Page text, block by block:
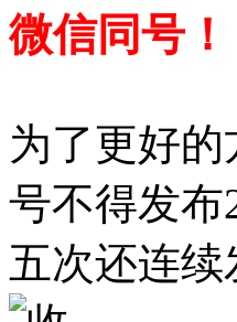
微信同号！
为了更好
号不得发
五次还连